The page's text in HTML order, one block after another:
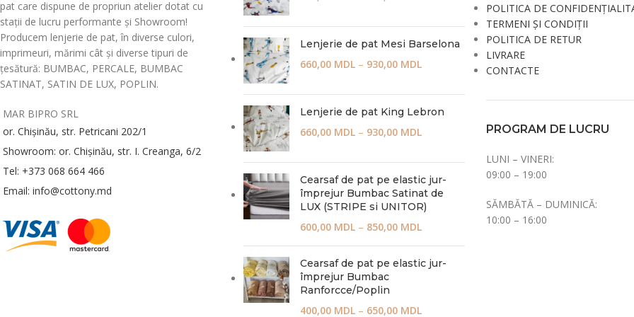
pat care dispune de propriun atelier dotat cu
stații de lucru performante și Showroom!
Producem lenjerie de pat, în diverse culori,
imprimeuri, mărimi cât și diverse tipuri de
țesătură: BUMBAC, PERCALE, BUMBAC
SATINAT, SATIN DE LUX, POPLIN.
MAR BIPRO SRL
or. Chișinău, str. Petricani 202/1
Showroom: or. Chișinău, str. I. Creanga, 6/2
Tel: +373 068 664 466
Email: info@cottony.md
Lenjerie de pat Mesi Barselona
660,00 MDL – 930,00 MDL
Lenjerie de pat King Lebron
660,00 MDL – 930,00 MDL
Cearsaf de pat pe elastic jur-
împrejur Bumbac Satinat de
LUX (STRIPE si UNITOR)
600,00 MDL – 850,00 MDL
Cearsaf de pat pe elastic jur-
împrejur Bumbac
Ranforcce/Poplin
400,00 MDL – 650,00 MDL
POLITICA DE
TERMENI ȘI CONDIȚII
POLITICA DE RETUR
LIVRARE
CONTACTE
PROGRAM DE LUCRU
LUNI – VINERI:
09:00 – 19:00
SĂMBĂTĂ – DUMINICĂ:
10:00 – 16:00